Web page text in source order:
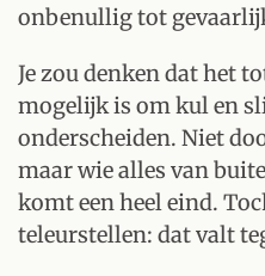
onbenullig tot
Je zou denken dat het
mogelijk is om kul en
onderscheiden. Niet
maar wie alles van
komt een heel eind.
teleurstellen: dat valt